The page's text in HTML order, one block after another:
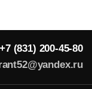
+7 (831) 200-45-80